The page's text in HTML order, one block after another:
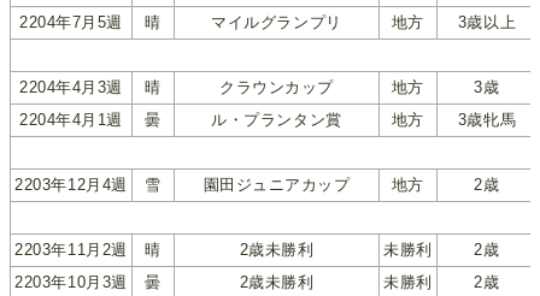
2204年7月5週
晴 マイルグランプリ 地方 3歳以上
2204年4月3週 晴 クラウンカップ 地方
3歳
2204年4月1週
曇 ル・プランタン賞 地方 3歳牝馬
2203年12月4週 雪 園田ジュニアカップ 地方 2歳
2203年11月2週 晴 2歳未勝利 未勝利
2歳
2203年10月3週
曇 2歳未勝利 未勝利
2歳